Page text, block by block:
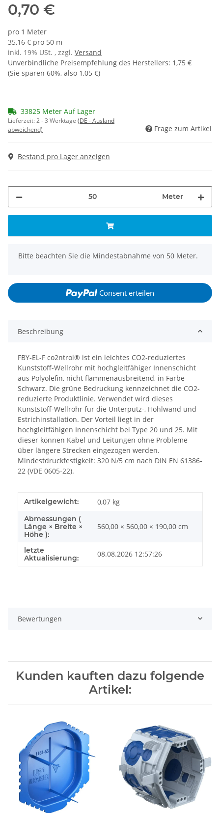
0,70 €
pro 1 Meter
35,16 € pro 50 m
inkl. 19% USt. , zzgl. Versand
Unverbindliche Preisempfehlung des Herstellers: 1,75 €
(Sie sparen 60%, also 1,05 €)
33825 Meter Auf Lager
Lieferzeit:2 - 3 Werktage (DE - Ausland
abweichend)
Frage zum Artikel
Bestand pro Lager anzeigen
Meter
x
Bitte beachten Sie die Mindestabnahme von 50 Meter.
Consent erteilen
Beschreibung
FBY-EL-F co2ntrol® ist ein leichtes CO2-reduziertes
Kunststoff-Wellrohr mit hochgleitfähiger Innenschicht
aus Polyolefin, nicht flammenausbreitend, in Farbe
Schwarz. Die grüne Bedruckung kennzeichnet die CO2-
reduzierte Produktlinie. Verwendet wird dieses
Kunststoff-Wellrohr für die Unterputz-, Hohlwand und
Estrichinstallation. Der Vorteil liegt in der
hochgleitfähigen Innenschicht bei Type 20 und 25. Mit
dieser können Kabel und Leitungen ohne Probleme
über längere Strecken eingezogen werden.
Mindestdruckfestigkeit: 320 N/5 cm nach DIN EN 61386-
22 (VDE 0605-22).
Produkteigenschaft
Wert
Artikelgewicht: 0,07 kg
Abmessungen (
Länge × Breite ×
Höhe ):
560,00 × 560,00 × 190,00 cm
letzte
Aktualisierung:
08.08.2026 12:57:26
Bewertungen
Kunden kauften dazu folgende
Artikel: